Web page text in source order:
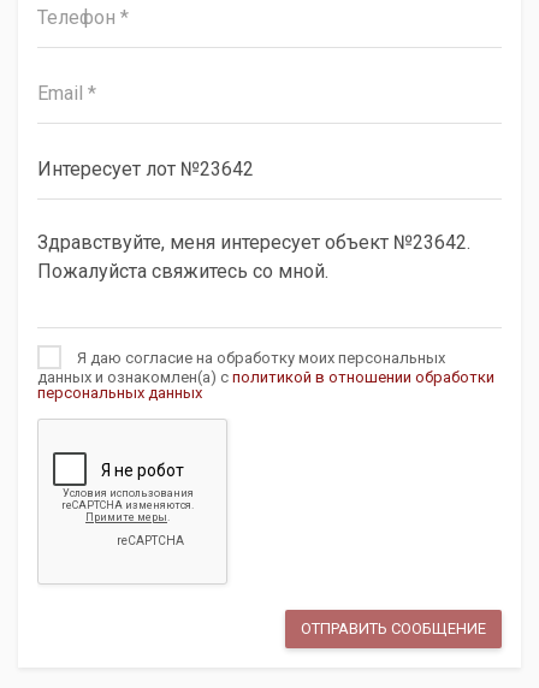
Я даю согласие на обработку моих персональных
данных и ознакомлен(а) с политикой в отношении обработки
персональных данных